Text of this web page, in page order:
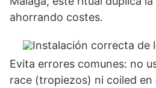
ahorrando costes.
Evita errores comunes: no
race (tropiezos) ni coiled en